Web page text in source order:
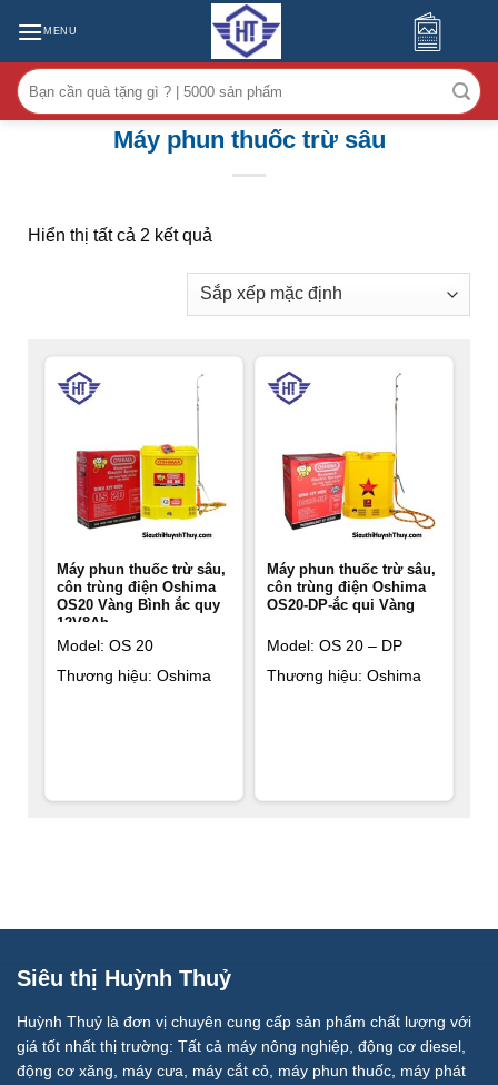
MENU
Tìm
kiếm:
Máy phun thuốc trừ sâu
Hiển thị tất cả 2 kết quả
Máy phun thuốc trừ sâu,
côn trùng điện Oshima
OS20 Vàng Bình ắc quy
12V8Ah
Model: OS 20
Thương hiệu: Oshima
Máy phun thuốc trừ sâu,
côn trùng điện Oshima
OS20-DP-ắc qui Vàng
Model: OS 20 – DP
Thương hiệu: Oshima
Siêu thị Huỳnh Thuỷ
Huỳnh Thuỷ là đơn vị chuyên cung cấp sản phẩm chất lượng với
giá tốt nhất thị trường: Tất cả máy nông nghiệp, động cơ diesel,
động cơ xăng, máy cưa, máy cắt cỏ, máy phun thuốc, máy phát